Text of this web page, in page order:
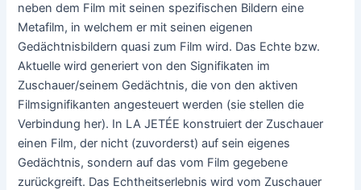
neben dem Film mit seinen spezifischen Bildern eine
Metafilm, in welchem er mit seinen eigenen
Gedächtnisbildern quasi zum Film wird. Das Echte bzw.
Aktuelle wird generiert von den Signifikaten im
Zuschauer/seinem Gedächtnis, die von den aktiven
Filmsignifikanten angesteuert werden (sie stellen die
Verbindung her). In LA JETÉE konstruiert der Zuschauer
einen Film, der nicht (zuvorderst) auf sein eigenes
Gedächtnis, sondern auf das vom Film gegebene
zurückgreift. Das Echtheitserlebnis wird vom Zuschauer